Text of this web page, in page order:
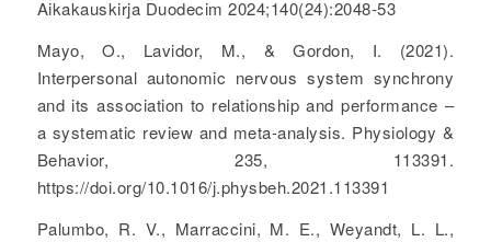
Aikakauskirja Duodecim 2024;140(24):2048-53
Mayo, O., Lavidor, M., & Gordon, I. (2021).
Interpersonal autonomic nervous system synchrony
and its association to relationship and performance –
a systematic review and meta-analysis. Physiology &
Behavior, 235, 113391.
https://doi.org/10.1016/j.physbeh.2021.113391
Palumbo, R. V., Marraccini, M. E., Weyandt, L. L.,